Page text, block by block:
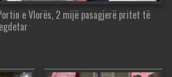
e Vlorës, 2 mijë pasagjerë pritet të